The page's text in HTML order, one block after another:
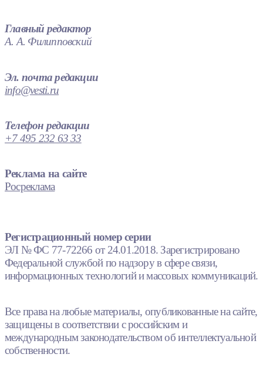
Главный редактор
А. А. Филипповский
Эл. почта редакции
info@vesti.ru
Телефон редакции
+7 495 232 63 33
Реклама на сайте
Росреклама
Регистрационный номер серии
ЭЛ № ФС 77-72266 от 24.01.2018. Зарегистрировано
Федеральной службой по надзору в сфере связи,
информационных технологий и массовых коммуникаций.
Все права на любые материалы, опубликованные на сайте,
защищены в соответствии с российским и
международным законодательством об интеллектуальной
собственности.